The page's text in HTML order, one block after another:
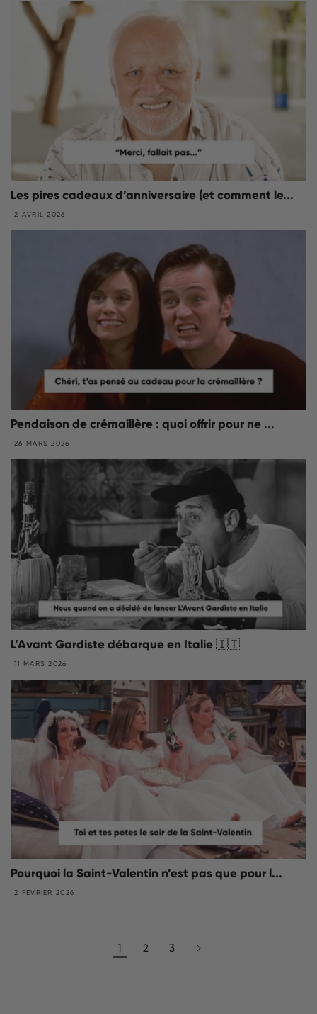
Les pires cadeaux d’anniversaire (et comment le...
2 AVRIL 2026
Pendaison de crémaillère : quoi offrir pour ne ...
26 MARS 2026
L’Avant Gardiste débarque en Italie 🇮🇹
11 MARS 2026
Pourquoi la Saint-Valentin n’est pas que pour l...
2 FÉVRIER 2026
1 2 3